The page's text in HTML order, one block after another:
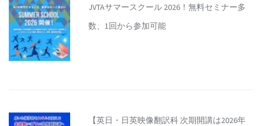
JVTAサマースクール 2026！無料セミナー多
数、1回から参加可能
【英日・日英映像翻訳科 次期開講は2026年